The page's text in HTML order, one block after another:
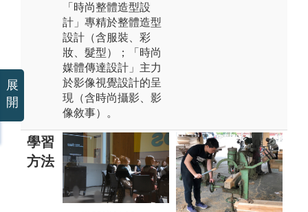
「時尚整體造型設
計」專精於整體造型
設計（含服裝、彩
妝、髮型）；「時尚
媒體傳達設計」主力
於影像視覺設計的呈
現（含時尚攝影、影
像敘事）。
學習
方法
展
開